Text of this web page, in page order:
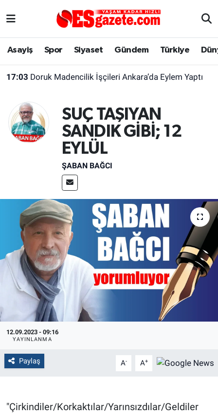
Asayiş Spor Siyaset Gündem Türkiye
17:03 Doruk Madencilik İşçileri Ankara’da Eylem Yaptı
SUÇ TAŞIYAN
SANDIK GİBİ; 12
EYLÜL
ŞABAN BAĞCI
12.09.2023 - 09:16
YAYINLANMA
Paylaş A- A+
"Çirkindiler/Korkaktılar/Yarınsızdılar/Geldiler
Asayiş
Gündem
Türkiye
Alış-Veriş/İş dünyası
Yaşam
Eskişehirspor Arşivi
Eskişehir Arşivi
Kültür Sanat
Politika
Bilecik
Kütahya
Gezi
Genel
Çevre
Magazin
Eskişehir Nöbetçi Eczaneler
Süper Lig Puan Durumu ve Fikstür
Tüm Manşetler
Son Dakika Haberleri
Haber Arşivi